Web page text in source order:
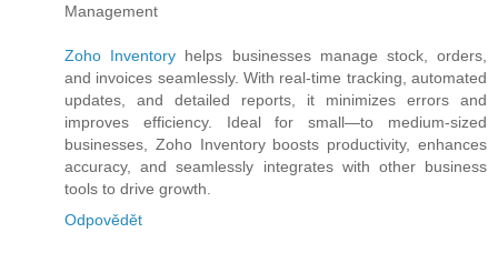
Management
Zoho Inventory helps businesses manage stock, orders,
and invoices seamlessly. With real-time tracking, automated
updates, and detailed reports, it minimizes errors and
improves efficiency. Ideal for small—to medium-sized
businesses, Zoho Inventory boosts productivity, enhances
accuracy, and seamlessly integrates with other business
tools to drive growth.
Odpovědět